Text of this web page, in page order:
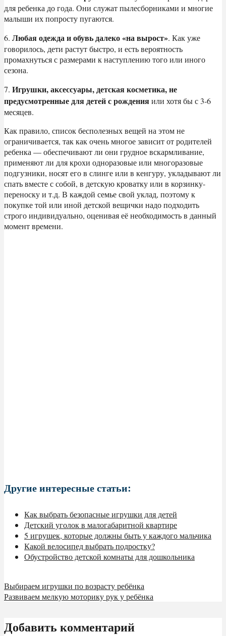
для ребенка до года. Они служат пылесборниками и многие
малыши их попросту пугаются.
6. Любая одежда и обувь далеко «на вырост». Как уже
говорилось, дети растут быстро, и есть вероятность
промахнуться с размерами к наступлению того или иного
сезона.
7. Игрушки, аксессуары, детская косметика, не
предусмотренные для детей с рожденияили хотя бы с 3-6
месяцев.
Как правило, список бесполезных вещей на этом не
ограничивается, так как очень многое зависит от родителей
ребенка — обеспечивают ли они грудное вскармливание,
применяют ли для крохи одноразовые или многоразовые
подгузники, носят его в слинге или в кенгуру, укладывают ли
спать вместе с собой, в детскую кроватку или в корзинку-
переноску и т.д. В каждой семье свой уклад, поэтому к
покупке той или иной детской вещички надо подходить
строго индивидуально, оценивая её необходимость в данный
момент времени.
Другие интересные статьи:
Как выбрать безопасные игрушки для детей
Детский уголок в малогабаритной квартире
5 игрушек, которые должны быть у каждого мальчика
Какой велосипед выбрать подростку?
Обустройство детской комнаты для дошкольника
Выбираем игрушки по возрасту ребёнка
Развиваем мелкую моторику рук у ребёнка
Добавить комментарий